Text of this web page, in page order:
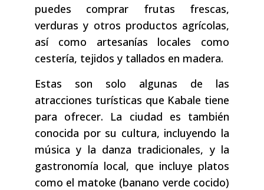
puedes comprar frutas frescas,
verduras y otros productos agrícolas,
así como artesanías locales como
cestería, tejidos y tallados en madera.
Estas son solo algunas de las
atracciones turísticas que Kabale tiene
para ofrecer. La ciudad es también
conocida por su cultura, incluyendo la
música y la danza tradicionales, y la
gastronomía local, que incluye platos
como el matoke (banano verde cocido)